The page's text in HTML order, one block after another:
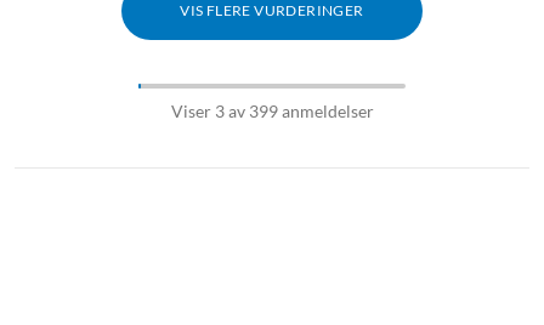
VIS FLERE VURDERINGER
Viser 3 av 399 anmeldelser